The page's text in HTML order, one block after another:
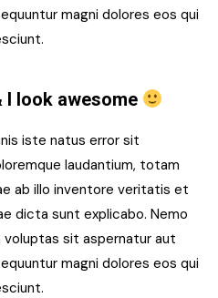
magni dolores eos qui
I look awesome
iste natus error sit
laudantium, totam
ab illo inventore veritatis et
dicta sunt explicabo. Nemo
sit aspernatur aut
magni dolores eos qui